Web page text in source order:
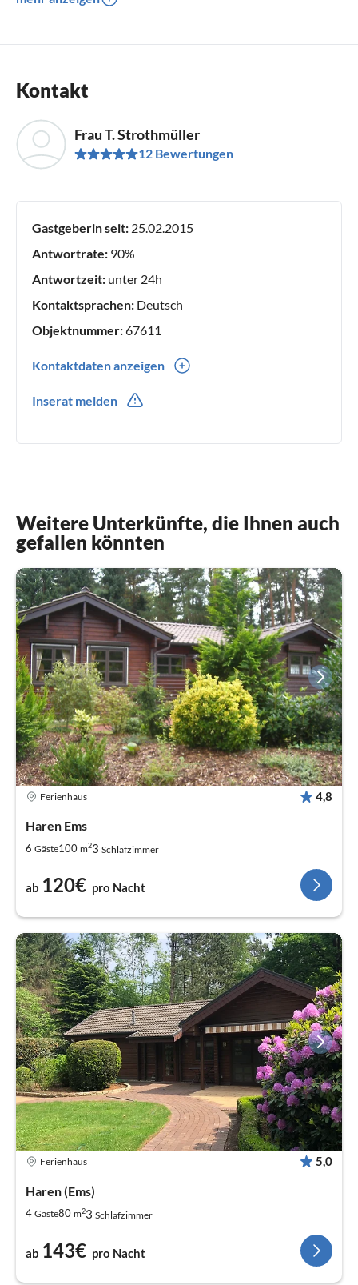
Kontakt
Frau T. Strothmüller
12 Bewertungen
Gastgeberin seit: 25.02.2015
Antwortrate: 90%
Antwortzeit: unter 24h
Kontaktsprachen: Deutsch
Objektnummer:67611
Kontaktdaten anzeigen
Inserat melden
Weitere Unterkünfte, die Ihnen auch
gefallen könnten
Ferienhaus 4,8
Haren Ems
6 Gäste100 m23 Schlafzimmer
ab 120€ pro Nacht
Ferienhaus 5,0
Haren (Ems)
4 Gäste80 m23 Schlafzimmer
ab 143€ pro Nacht